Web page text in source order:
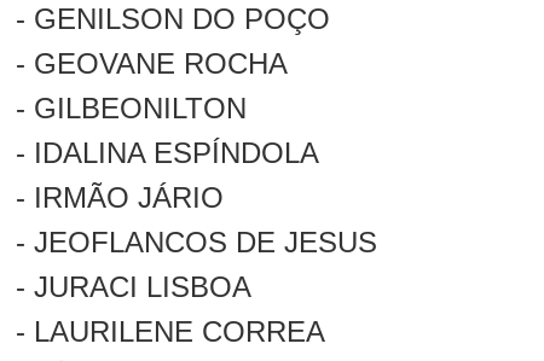
- GENILSON DO POÇO
- GEOVANE ROCHA
- GILBEONILTON
- IDALINA ESPÍNDOLA
- IRMÃO JÁRIO
- JEOFLANCOS DE JESUS
- JURACI LISBOA
- LAURILENE CORREA